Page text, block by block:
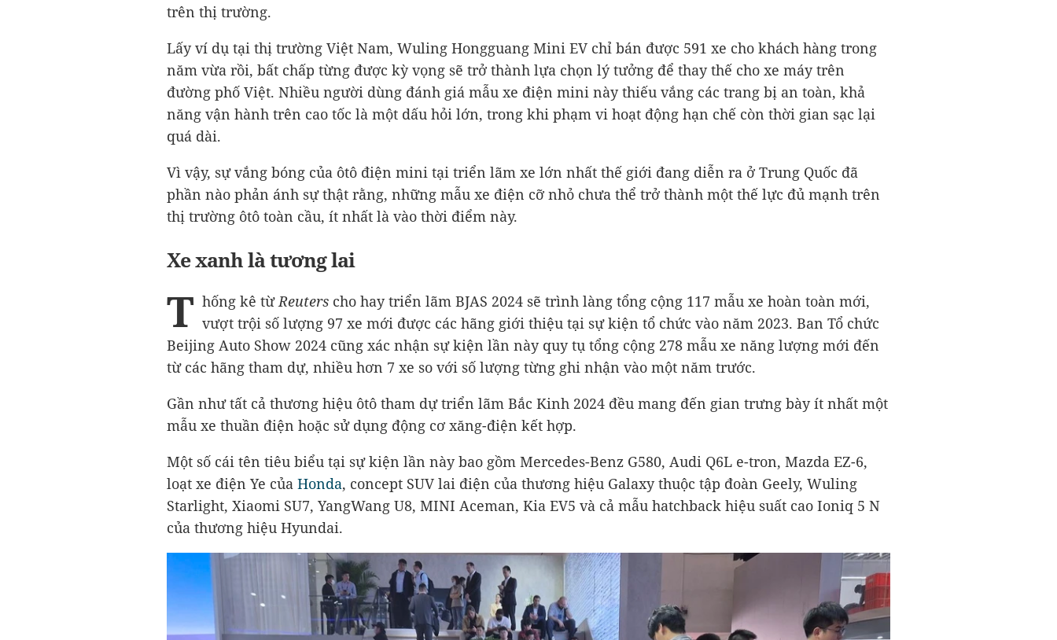
trên thị trường.
Lấy ví dụ tại thị trường Việt Nam, Wuling Hongguang Mini EV chỉ bán được 591 xe cho khách hàng trong
năm vừa rồi, bất chấp từng được kỳ vọng sẽ trở thành lựa chọn lý tưởng để thay thế cho xe máy trên
đường phố Việt. Nhiều người dùng đánh giá mẫu xe điện mini này thiếu vắng các trang bị an toàn, khả
năng vận hành trên cao tốc là một dấu hỏi lớn, trong khi phạm vi hoạt động hạn chế còn thời gian sạc lại
quá dài.
Vì vậy, sự vắng bóng của ôtô điện mini tại triển lãm xe lớn nhất thế giới đang diễn ra ở Trung Quốc đã
phần nào phản ánh sự thật rằng, những mẫu xe điện cỡ nhỏ chưa thể trở thành một thế lực đủ mạnh trên
thị trường ôtô toàn cầu, ít nhất là vào thời điểm này.
Xe xanh là tương lai
T hống kê từReuters cho hay triển lãm BJAS 2024 sẽ trình làng tổng cộng 117 mẫu xe hoàn toàn mới,
vượt trội số lượng 97 xe mới được các hãng giới thiệu tại sự kiện tổ chức vào năm 2023. Ban Tổ chức
Beijing Auto Show 2024 cũng xác nhận sự kiện lần này quy tụ tổng cộng 278 mẫu xe năng lượng mới đến
từ các hãng tham dự, nhiều hơn 7 xe so với số lượng từng ghi nhận vào một năm trước.
Gần như tất cả thương hiệu ôtô tham dự triển lãm Bắc Kinh 2024 đều mang đến gian trưng bày ít nhất một
mẫu xe thuần điện hoặc sử dụng động cơ xăng-điện kết hợp.
Một số cái tên tiêu biểu tại sự kiện lần này bao gồm Mercedes-Benz G580, Audi Q6L e-tron, Mazda EZ-6,
loạt xe điện Ye của Honda, concept SUV lai điện của thương hiệu Galaxy thuộc tập đoàn Geely, Wuling
Starlight, Xiaomi SU7, YangWang U8, MINI Aceman, Kia EV5 và cả mẫu hatchback hiệu suất cao Ioniq 5 N
của thương hiệu Hyundai.